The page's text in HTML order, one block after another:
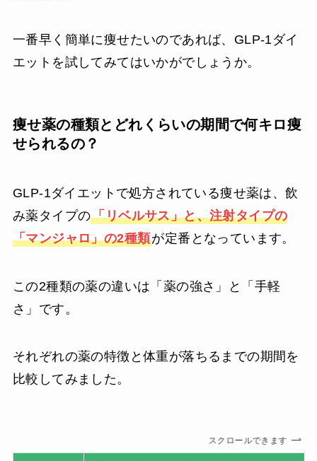
一番早く簡単に痩せたいのであれば、GLP-1ダイ
エットを試してみてはいかがでしょうか。
痩せ薬の種類とどれくらいの期間で何キロ痩
せられるの？
GLP-1ダイエットで処方されている痩せ薬は、飲
み薬タイプの「リベルサス」と、注射タイプの
「マンジャロ」の2種類が定番となっています。
この2種類の薬の違いは「薬の強さ」と「手軽
さ」です。
それぞれの薬の特徴と体重が落ちるまでの期間を
比較してみました。
スクロールできます